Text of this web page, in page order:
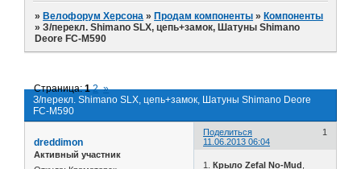
»Велофорум Херсона »Продам компоненты »Компоненты
»З/перекл. Shimano SLX, цепь+замок, Шатуны Shimano
Deore FC-M590
З/перекл. Shimano SLX, цепь+замок, Шатуны Shimano Deore
FC-M590
Страница:1 2 »
Поделиться
1
11.06.2013 06:04
dreddimon
Активный участник
1. Крыло Zefal No-Mud